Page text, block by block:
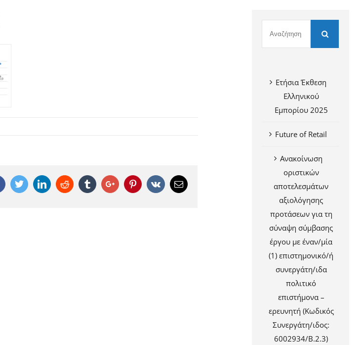
FacebookTwitterLinkedinReddit TumblrGoogle+PinterestVk Email
Ετήσια Έκθεση
Ελληνικού
Εμπορίου 2025
Future of Retail
Ανακοίνωση
οριστικών
αποτελεσμάτων
αξιολόγησης
προτάσεων για τη
σύναψη σύμβασης
έργου με έναν/μία
(1) επιστημονικό/ή
συνεργάτη/ιδα
πολιτικό
επιστήμονα –
ερευνητή (Κωδικός
Συνεργάτη/ιδος:
6002934/Β.2.3)